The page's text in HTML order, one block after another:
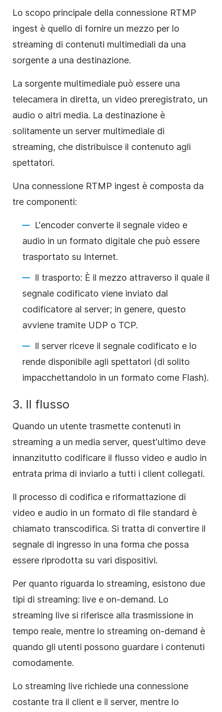
Lo scopo principale della connessione RTMP
ingest è quello di fornire un mezzo per lo
streaming di contenuti multimediali da una
sorgente a una destinazione.
La sorgente multimediale può essere una
telecamera in diretta, un video preregistrato, un
audio o altri media. La destinazione è
solitamente un server multimediale di
streaming, che distribuisce il contenuto agli
spettatori.
Una connessione RTMP ingest è composta da
tre componenti:
L'encoder converte il segnale video e
audio in un formato digitale che può essere
trasportato su Internet.
Il trasporto: È il mezzo attraverso il quale il
segnale codificato viene inviato dal
codificatore al server; in genere, questo
avviene tramite UDP o TCP.
Il server riceve il segnale codificato e lo
rende disponibile agli spettatori (di solito
impacchettandolo in un formato come Flash).
3. Il flusso
Quando un utente trasmette contenuti in
streaming a un media server, quest'ultimo deve
innanzitutto codificare il flusso video e audio in
entrata prima di inviarlo a tutti i client collegati.
Il processo di codifica e riformattazione di
video e audio in un formato di file standard è
chiamato transcodifica. Si tratta di convertire il
segnale di ingresso in una forma che possa
essere riprodotta su vari dispositivi.
Per quanto riguarda lo streaming, esistono due
tipi di streaming: live e on-demand. Lo
streaming live si riferisce alla trasmissione in
tempo reale, mentre lo streaming on-demand è
quando gli utenti possono guardare i contenuti
comodamente.
Lo streaming live richiede una connessione
costante tra il client e il server, mentre lo